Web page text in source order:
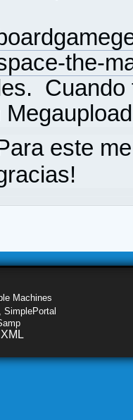
the-
este
Machines
SimplePortal
XML